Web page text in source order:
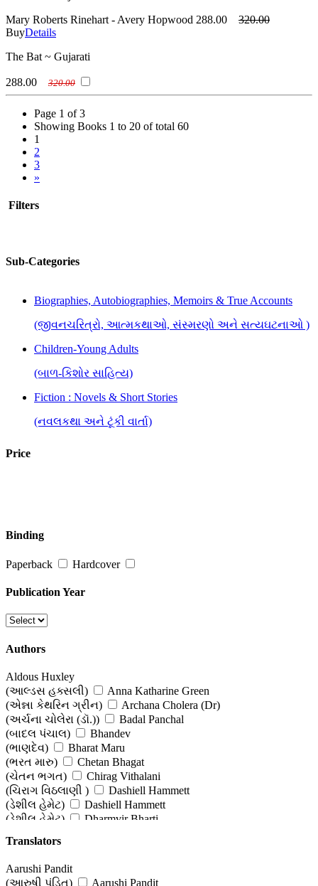
Mary Roberts Rinehart - Avery Hopwood 288.00
320.00
BuyDetails
The Bat ~ Gujarati
288.00 320.00
Page 1 of 3
Showing Books 1 to 20 of total 60
1
2
3
»
Filters
Sub-Categories
Biographies, Autobiographies, Memoirs & True Accounts
(જીવનચરિત્રો, આત્મકથાઓ, સંસ્મરણો અને સત્યઘટનાઓ )
Children-Young Adults
(બાળ-કિશોર સાહિત્ય)
Fiction : Novels & Short Stories
(નવલકથા અને ટૂંકી વાર્તા)
Inspirational, Self Help & Reflective
(જીવન-વિકાસ માટે પ્રેરણાત્મક પુસ્તકો)
Literary Criticism, Research & Reference
(સાહિત્ય વિવેચન, સંશોધન અને સંદર્ભ )
Travel
(પ્રવાસ)
Price
Binding
Paperback Hardcover
Publication Year
Authors
Aldous Huxley
(આલ્ડસ હક્સલી)
Anna Katharine Green
(એન્ના કેથરિન ગ્રીન)
Archana Cholera (Dr)
(અર્ચના ચોલેરા (ડૉ.))
Badal Panchal
(બાદલ પંચાલ)
Bhandev
(ભાણદેવ)
Bharat Maru
(ભરત મારુ)
Chetan Bhagat
(ચેતન ભગત)
Chirag Vithalani
(ચિરાગ વિઠલાણી )
Dashiell Hammett
(ડેશીલ હેમેટ)
Dashiell Hammett
(ડેશીલ હેમેટ)
Dharmvir Bharti
(ધીરુબહેન પટેલ)
(ગીતા માણેક )
Translators
Aarushi Pandit
(આરુષી પંડિત)
Aarushi Pandit